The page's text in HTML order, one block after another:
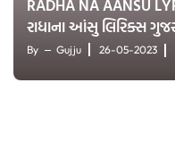
RADHA NA AANSU
રાધાના આંસુ લિરિક્સ
By Gujju 26-05-2023